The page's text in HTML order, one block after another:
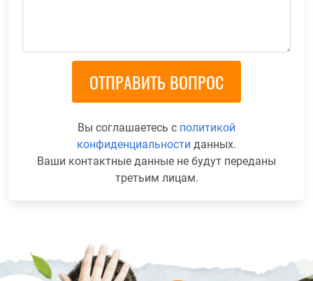
Вы соглашаетесь с политикой
конфиденциальности данных.
Ваши контактные данные не будут переданы
третьим лицам.